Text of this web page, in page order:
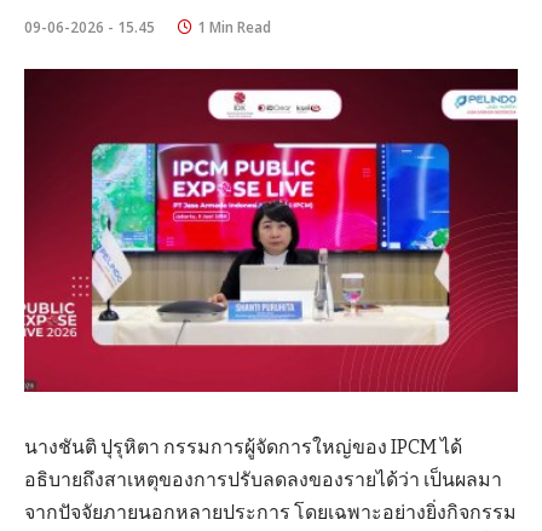
09-06-2026 - 15.45 1 Min Read
นางชันติ ปุรุหิตา กรรมการผู้จัดการใหญ่ของ IPCM ได้
อธิบายถึงสาเหตุของการปรับลดลงของรายได้ว่า เป็นผลมา
จากปัจจัยภายนอกหลายประการ โดยเฉพาะอย่างยิ่งกิจกรรม